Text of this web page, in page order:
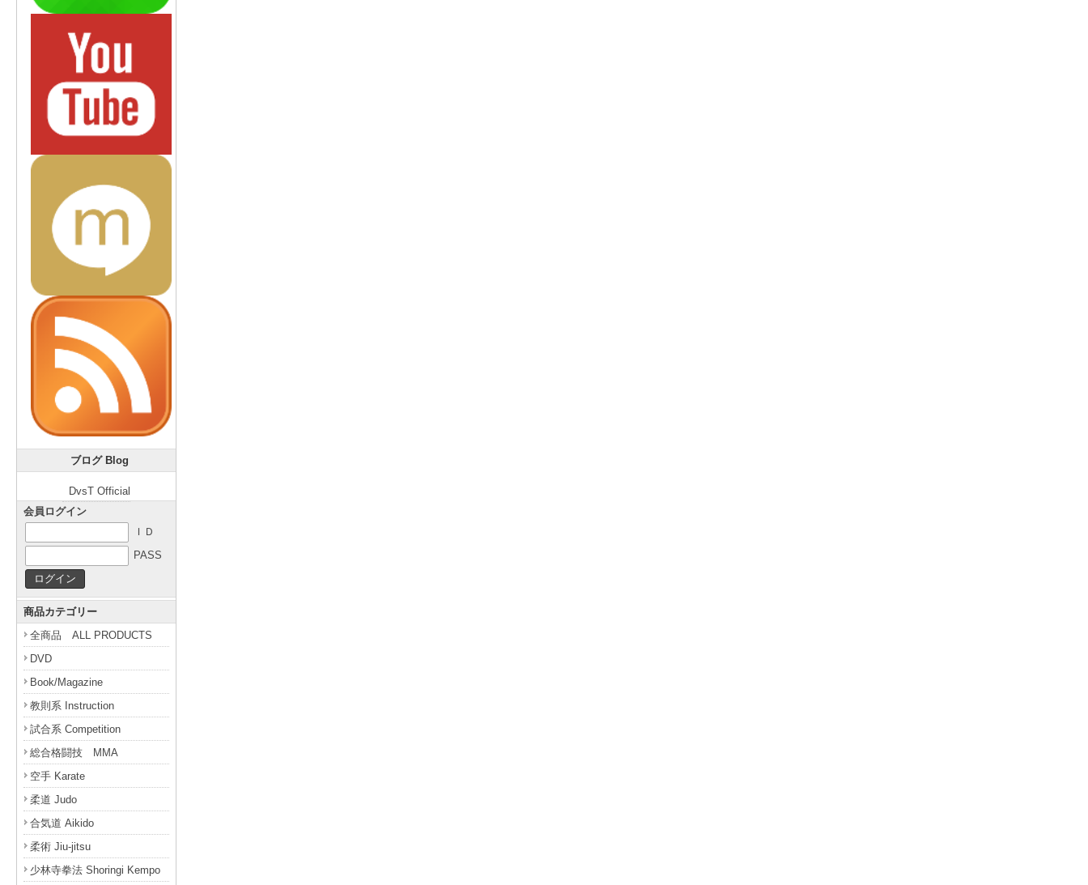
ブログ Blog
DvsT Official
会員ログイン
ＩＤ
PASS
商品カテゴリー
全商品 ALL PRODUCTS
DVD
Book/Magazine
教則系 Instruction
試合系 Competition
総合格闘技 MMA
空手 Karate
柔道 Judo
合気道 Aikido
柔術 Jiu-jitsu
少林寺拳法 Shoringi Kempo